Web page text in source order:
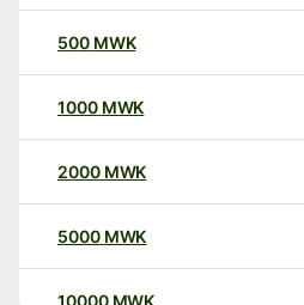
500 MWK
1000 MWK
2000 MWK
5000 MWK